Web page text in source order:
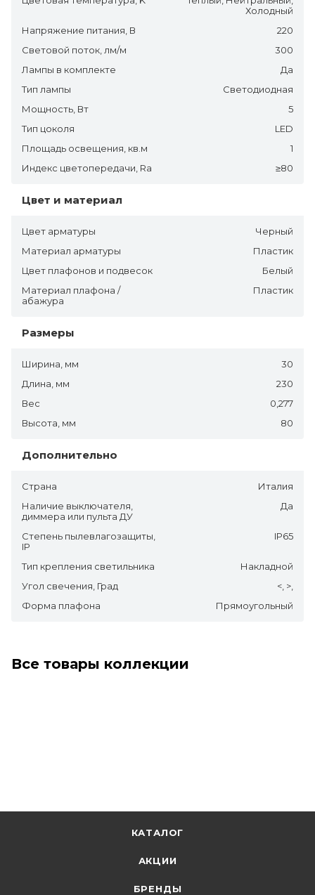
Холодный
Напряжение питания, В
220
Световой поток, лм/м
300
Лампы в комплекте
Да
Тип лампы
Светодиодная
Мощность, Вт
5
Тип цоколя
LED
Площадь освещения, кв.м
1
Индекс цветопередачи, Ra
≥80
Цвет и материал
Цвет арматуры
Черный
Материал арматуры
Пластик
Цвет плафонов и подвесок
Белый
Материал плафона /
абажура
Пластик
Размеры
Ширина, мм
30
Длина, мм
230
Вес
0,277
Высота, мм
80
Дополнительно
Страна
Италия
Наличие выключателя,
диммера или пульта ДУ
Да
Степень пылевлагозащиты,
IP
IP65
Тип крепления светильника
Накладной
Угол свечения, Град
<, >,
Форма плафона
Прямоугольный
Все товары коллекции
КАТАЛОГ
АКЦИИ
БРЕНДЫ